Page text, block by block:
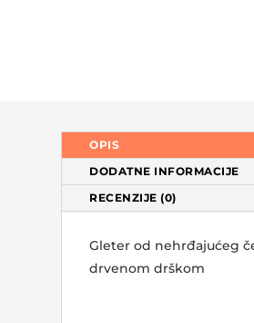
OPIS
DODATNE INFORMACIJE
RECENZIJE (0)
Gleter od nehrđajućeg
drvenom drškom